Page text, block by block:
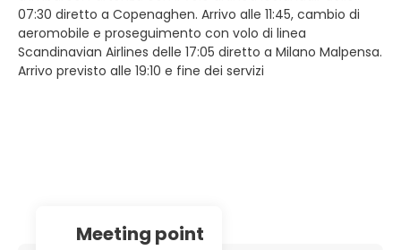
07:30 diretto a Copenaghen. Arrivo alle 11:45, cambio di
aeromobile e proseguimento con volo di linea
Scandinavian Airlines delle 17:05 diretto a Milano Malpensa.
Arrivo previsto alle 19:10 e fine dei servizi
Meeting point